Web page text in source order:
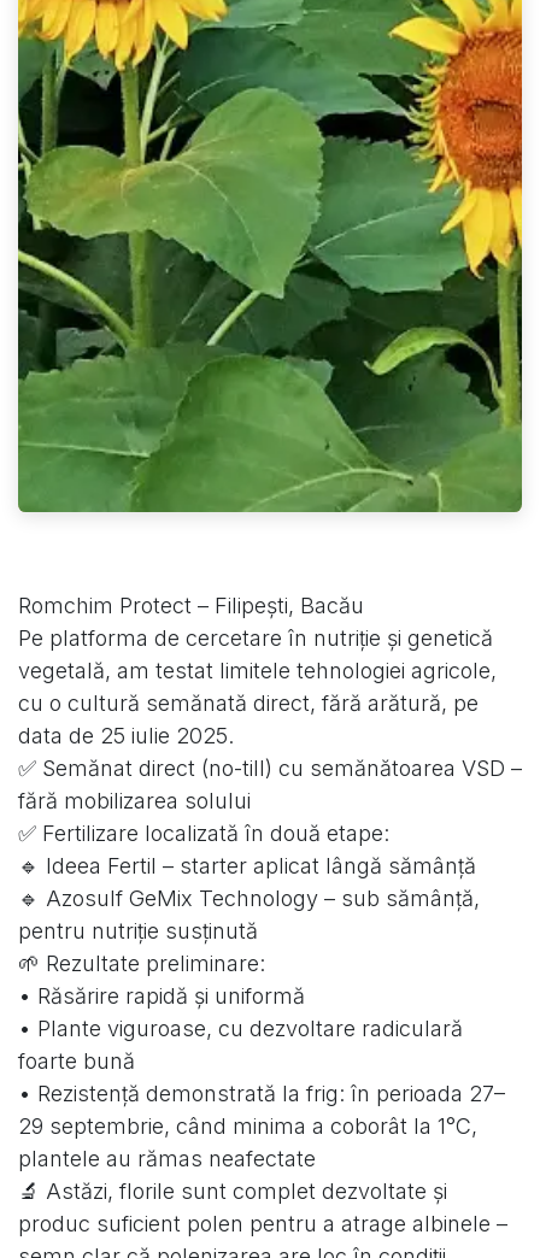
Romchim Protect – Filipești, Bacău
Pe platforma de cercetare în nutriție și genetică
vegetală, am testat limitele tehnologiei agricole,
cu o cultură semănată direct, fără arătură, pe
data de 25 iulie 2025.
✅ Semănat direct (no-till) cu semănătoarea VSD –
fără mobilizarea solului
✅ Fertilizare localizată în două etape:
🔹 Ideea Fertil – starter aplicat lângă sămânță
🔹 Azosulf GeMix Technology – sub sămânță,
pentru nutriție susținută
🌱 Rezultate preliminare:
• Răsărire rapidă și uniformă
• Plante viguroase, cu dezvoltare radiculară
foarte bună
• Rezistență demonstrată la frig: în perioada 27–
29 septembrie, când minima a coborât la 1°C,
plantele au rămas neafectate
🔬 Astăzi, florile sunt complet dezvoltate și
produc suficient polen pentru a atrage albinele –